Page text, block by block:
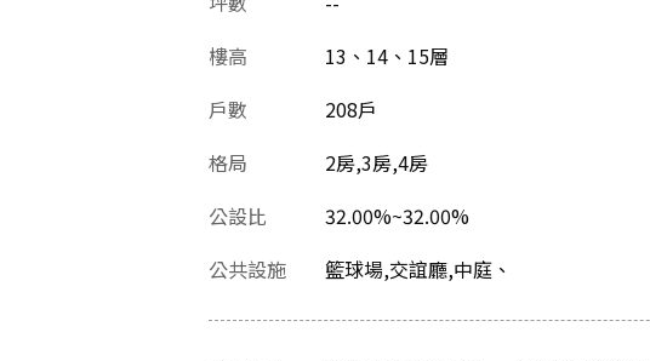
樓高
13、14、15層
戶數
208戶
格局
2房,3房,4房
公設比
32.00%~32.00%
公共設施 籃球場,交誼廳,中庭、